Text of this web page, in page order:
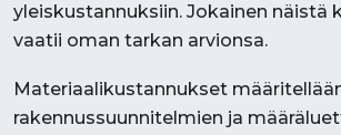
yleiskustannuksiin. Jokainen näistä
vaatii oman tarkan arvionsa.
Materiaalikustannukset
rakennussuunnitelmien ja